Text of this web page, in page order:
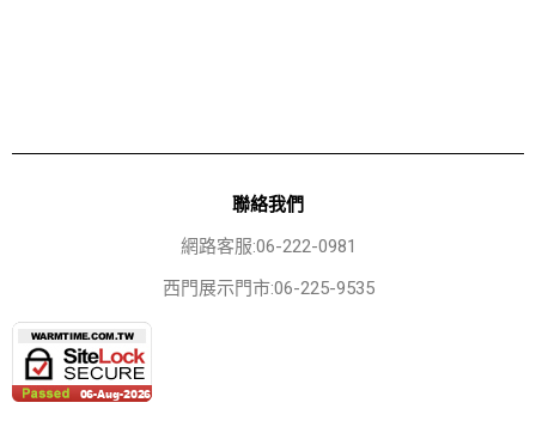
聯絡我們
網路客服:06-222-0981
西門展示門市:06-225-9535